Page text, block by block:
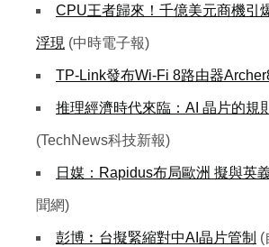
CPU王者歸來！千億美元商機引
浮現 (中時電子報)
TP-Link發布Wi-Fi 8路由器
推理經濟時代來臨：AI 晶片的規
(TechNews科技新報)
日媒：Rapidus布局歐洲 擬與英
聞網)
彭博︰台擬緊縮對中AI晶片管制 (